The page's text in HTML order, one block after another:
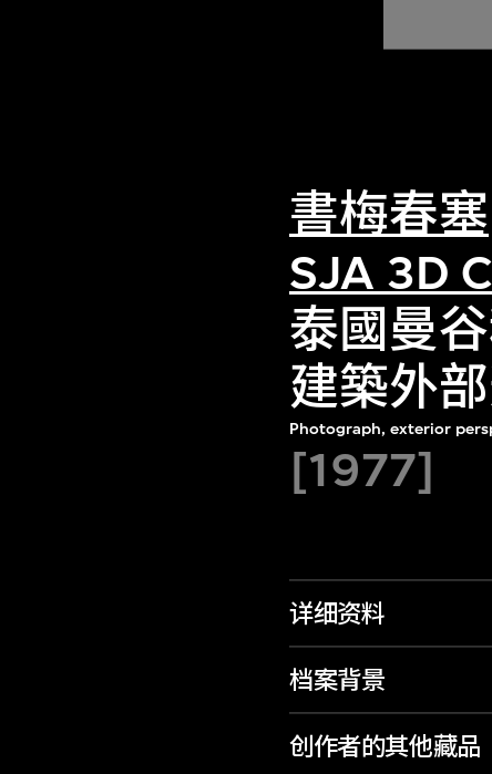
書梅春塞
SJA 3D
泰國曼
建築外
Photograph, exterior
[1977]
详细资料
档案背景
创作者的其他藏品